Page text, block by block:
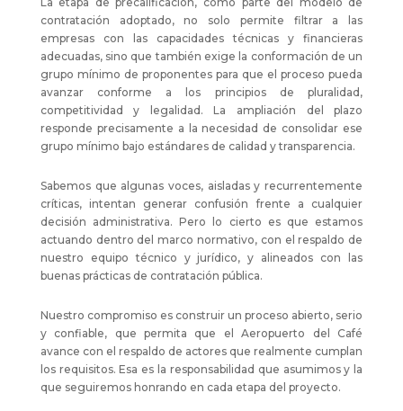
contratación adoptado, no solo permite filtrar a las
empresas con las capacidades técnicas y financieras
adecuadas, sino que también exige la conformación de un
grupo mínimo de proponentes para que el proceso pueda
avanzar conforme a los principios de pluralidad,
competitividad y legalidad. La ampliación del plazo
responde precisamente a la necesidad de consolidar ese
grupo mínimo bajo estándares de calidad y transparencia.
Sabemos que algunas voces, aisladas y recurrentemente
críticas, intentan generar confusión frente a cualquier
decisión administrativa. Pero lo cierto es que estamos
actuando dentro del marco normativo, con el respaldo de
nuestro equipo técnico y jurídico, y alineados con las
buenas prácticas de contratación pública.
Nuestro compromiso es construir un proceso abierto, serio
y confiable, que permita que el Aeropuerto del Café
avance con el respaldo de actores que realmente cumplan
los requisitos. Esa es la responsabilidad que asumimos y la
que seguiremos honrando en cada etapa del proyecto.